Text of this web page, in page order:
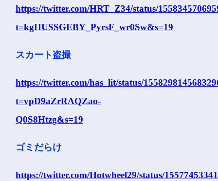
https://twitter.com/HRT_Z34/status/
t=kgHUSSGEBY_PyrsF_wr0Sw&s=19
スカート盗撮
https://twitter.com/has_lit/status/
t=vpD9aZrRAQZao-
Q0S8Htzg&s=19
ゴミだらけ
https://twitter.com/Hotwheel29/status/